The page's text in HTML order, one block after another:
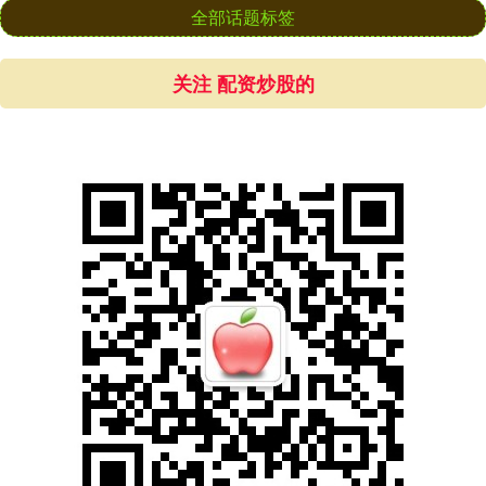
全部话题标签
关注 配资炒股的